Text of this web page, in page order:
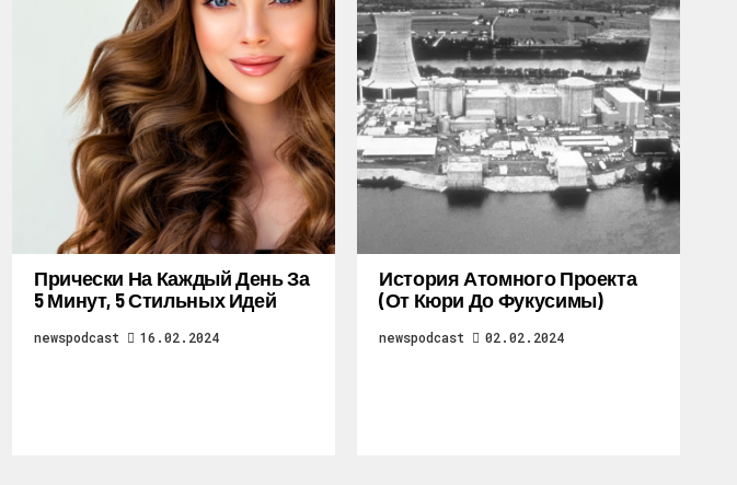
Прически На Каждый День За
5 Минут, 5 Стильных Идей
newspodcast 16.02.2024
История Атомного Проекта
(от Кюри До Фукусимы)
newspodcast 02.02.2024